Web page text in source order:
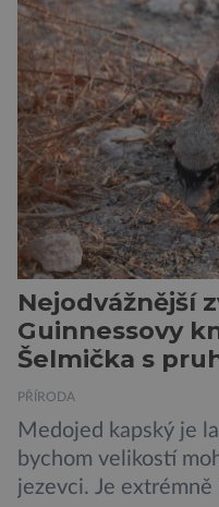
výzkum však
zajímavější. Rostliny
vnímat
a samy také vydávají
Nejodvážnější
Guinnessovy
Šelmička s
PŘÍRODA
Medojed kapský je
bychom velikostí
jezevci. Je